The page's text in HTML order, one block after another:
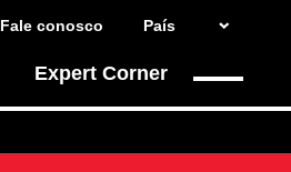
País
Fale conosco
Expert Corner